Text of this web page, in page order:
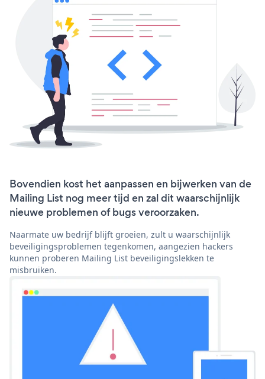
Bovendien kost het aanpassen en bijwerken van de
Mailing List nog meer tijd en zal dit waarschijnlijk
nieuwe problemen of bugs veroorzaken.
Naarmate uw bedrijf blijft groeien, zult u waarschijnlijk
beveiligingsproblemen tegenkomen, aangezien hackers
kunnen proberen Mailing List beveiligingslekken te
misbruiken.